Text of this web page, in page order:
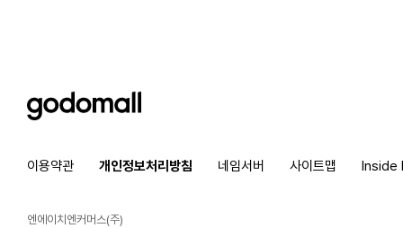
godomall
이용약관 개인정보처리방침 네임서버 사이트맵 Inside
엔에이치엔커머스(주)